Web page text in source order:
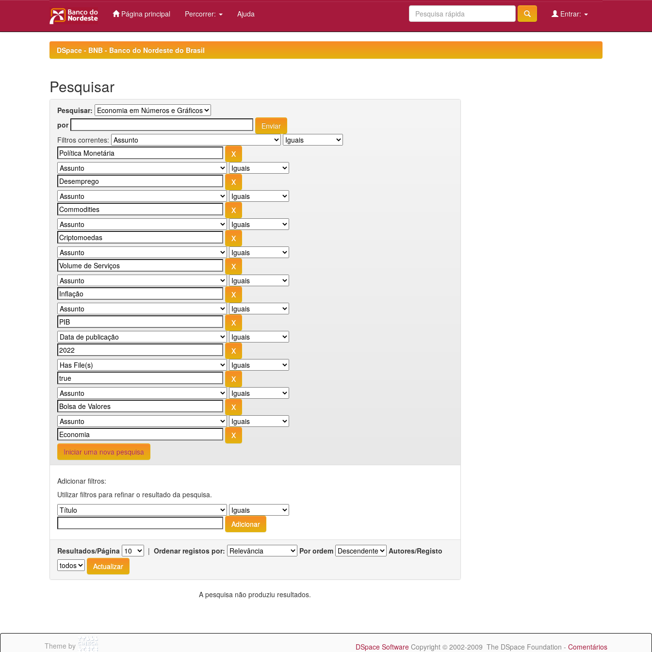
Página principal Percorrer: Ajuda Entrar:
DSpace - BNB - Banco do Nordeste do Brasil
Pesquisar
Pesquisar:
por
Filtros correntes:
Iniciar uma nova pesquisa
Adicionar filtros:
Utilizar filtros para refinar o resultado da pesquisa.
Resultados/Página | Ordenar registos por: Por ordem Autores/Registo
A pesquisa não produziu resultados.
Theme by DSpace Software Copyright © 2002-2009 The DSpace Foundation - Comentários